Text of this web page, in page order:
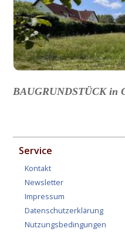
BAUGRUNDSTÜCK in
Service
Kontakt
Newsletter
Impressum
Datenschutzerklärung
Nutzungsbedingungen